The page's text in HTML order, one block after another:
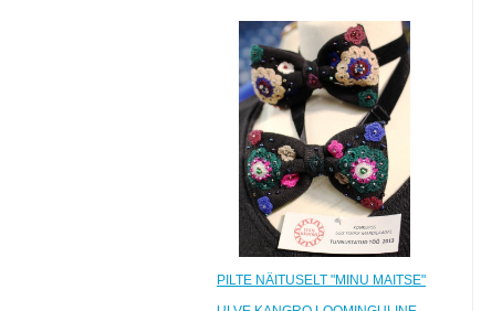
PILTE NÄITUSELT "MINU MAITSE"